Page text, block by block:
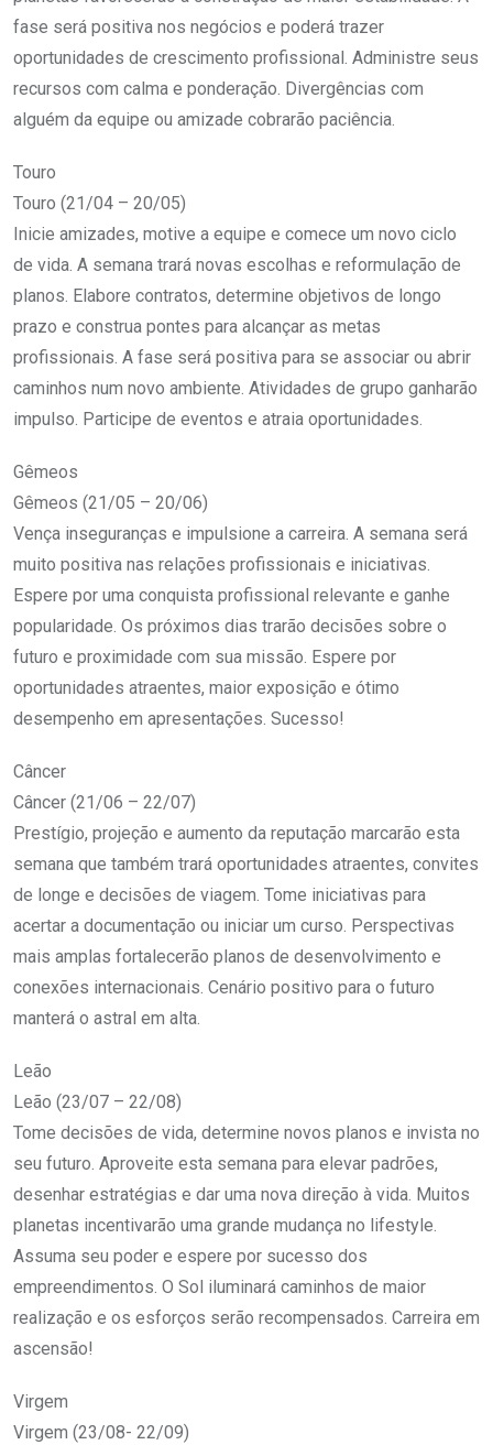
fase será positiva nos negócios e poderá trazer
oportunidades de crescimento profissional. Administre seus
recursos com calma e ponderação. Divergências com
alguém da equipe ou amizade cobrarão paciência.
Touro
Touro (21/04 – 20/05)
Inicie amizades, motive a equipe e comece um novo ciclo
de vida. A semana trará novas escolhas e reformulação de
planos. Elabore contratos, determine objetivos de longo
prazo e construa pontes para alcançar as metas
profissionais. A fase será positiva para se associar ou abrir
caminhos num novo ambiente. Atividades de grupo ganharão
impulso. Participe de eventos e atraia oportunidades.
Gêmeos
Gêmeos (21/05 – 20/06)
Vença inseguranças e impulsione a carreira. A semana será
muito positiva nas relações profissionais e iniciativas.
Espere por uma conquista profissional relevante e ganhe
popularidade. Os próximos dias trarão decisões sobre o
futuro e proximidade com sua missão. Espere por
oportunidades atraentes, maior exposição e ótimo
desempenho em apresentações. Sucesso!
Câncer
Câncer (21/06 – 22/07)
Prestígio, projeção e aumento da reputação marcarão esta
semana que também trará oportunidades atraentes, convites
de longe e decisões de viagem. Tome iniciativas para
acertar a documentação ou iniciar um curso. Perspectivas
mais amplas fortalecerão planos de desenvolvimento e
conexões internacionais. Cenário positivo para o futuro
manterá o astral em alta.
Leão
Leão (23/07 – 22/08)
Tome decisões de vida, determine novos planos e invista no
seu futuro. Aproveite esta semana para elevar padrões,
desenhar estratégias e dar uma nova direção à vida. Muitos
planetas incentivarão uma grande mudança no lifestyle.
Assuma seu poder e espere por sucesso dos
empreendimentos. O Sol iluminará caminhos de maior
realização e os esforços serão recompensados. Carreira em
ascensão!
Virgem
Virgem (23/08- 22/09)